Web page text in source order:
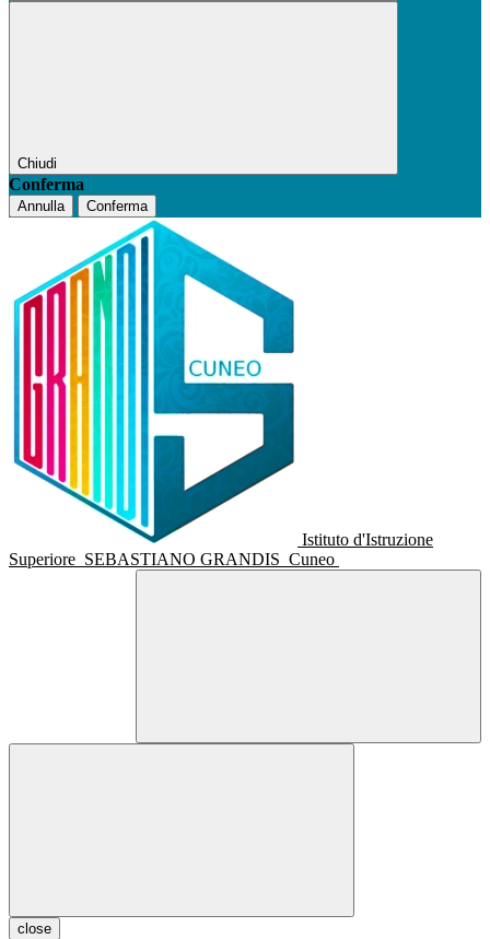
Chiudi
Conferma
Annulla Conferma
Istituto d'Istruzione
Superiore SEBASTIANO GRANDIS Cuneo
close